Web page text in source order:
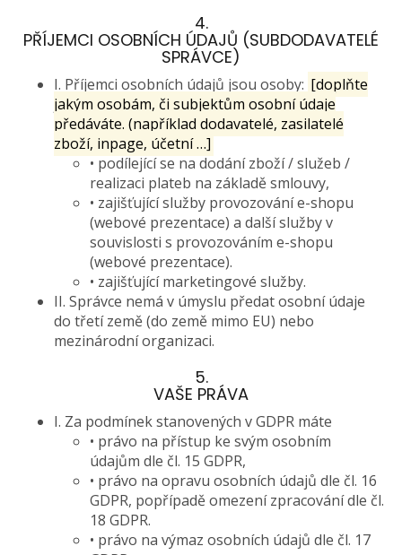
4.
PŘÍJEMCI OSOBNÍCH ÚDAJŮ (SUBDODAVATELÉ
SPRÁVCE)
I. Příjemci osobních údajů jsou osoby: [doplňte
jakým osobám, či subjektům osobní údaje
předáváte. (například dodavatelé, zasilatelé
zboží, inpage, účetní …]
• podílející se na dodání zboží / služeb /
realizaci plateb na základě smlouvy,
• zajišťující služby provozování e-shopu
(webové prezentace) a další služby v
souvislosti s provozováním e-shopu
(webové prezentace).
• zajišťující marketingové služby.
II. Správce nemá v úmyslu předat osobní údaje
do třetí země (do země mimo EU) nebo
mezinárodní organizaci.
5.
VAŠE PRÁVA
I. Za podmínek stanovených v GDPR máte
• právo na přístup ke svým osobním
údajům dle čl. 15 GDPR,
• právo na opravu osobních údajů dle čl. 16
GDPR, popřípadě omezení zpracování dle čl.
18 GDPR.
• právo na výmaz osobních údajů dle čl. 17